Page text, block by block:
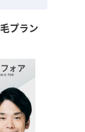
プラン